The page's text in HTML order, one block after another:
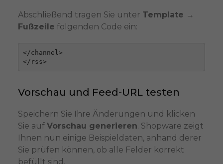
Abschließend tragen Sie unter Template →
Fußzeile folgenden Code ein:
</channel>
</rss>
Vorschau und Feed-URL testen
Speichern Sie Ihre Änderungen und klicken
Sie auf Vorschau generieren. Shopware zeigt
Ihnen nun einige Beispieldaten, anhand derer
Sie prüfen können, ob alle Felder korrekt
befüllt sind.